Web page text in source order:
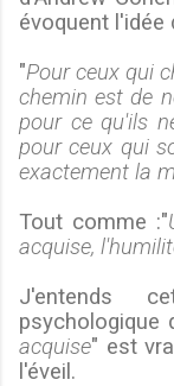
évoquent l'idée
"Pour ceux qui
chemin est de
pour ce qu'ils
pour ceux qui
exactement la
Tout comme :"
acquise,
J'entends
psychologique
acquise" est
l'éveil.